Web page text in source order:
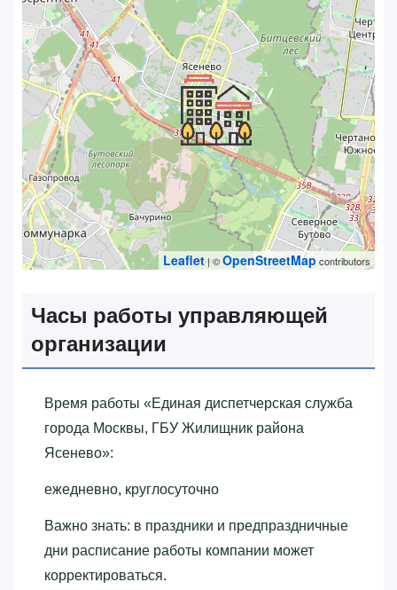
Leaflet| ©OpenStreetMapcontributors
Часы работы управляющей
организации
Время работы «‎Единая диспетчерская служба
города Москвы, ГБУ Жилищник района
Ясенево»‎:
ежедневно, круглосуточно
Важно знать: в праздники и предпраздничные
дни расписание работы компании может
корректироваться.